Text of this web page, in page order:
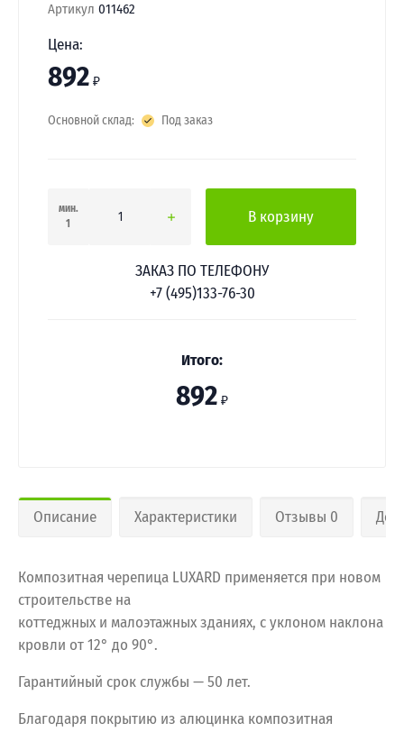
Артикул 011462
Цена:
892 ₽
Основной склад: Под заказ
мин.
1
В корзину
ЗАКАЗ ПО ТЕЛЕФОНУ
+7 (495)133-76-30
Итого:
892 ₽
Описание Характеристики Отзывы 0
Композитная черепица LUXARD применяется при новом
строительстве на
коттеджных и малоэтажных зданиях, с уклоном наклона
кровли от 12° до 90°.
Гарантийный срок службы — 50 лет.
Благодаря покрытию из алюцинка композитная